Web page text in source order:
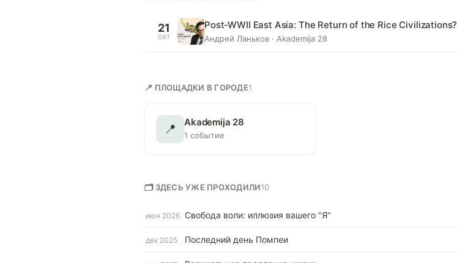
21
ОКТ
Post-WWII East Asia: The Return of the Rice Civilizations?
Андрей Ланьков · Akademija 28
📍 ПЛОЩАДКИ В ГОРОДЕ1
📍 Akademija 28
1 событие
🗂 ЗДЕСЬ УЖЕ ПРОХОДИЛИ10
июн 2026 Свобода воли: иллюзия вашего "Я"
дек 2025 Последний день Помпеи